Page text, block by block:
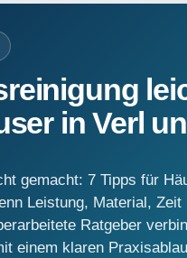
in Verl
gemacht: 7 Tipps für
Leistung, Material,
Ratgeber
einem klaren